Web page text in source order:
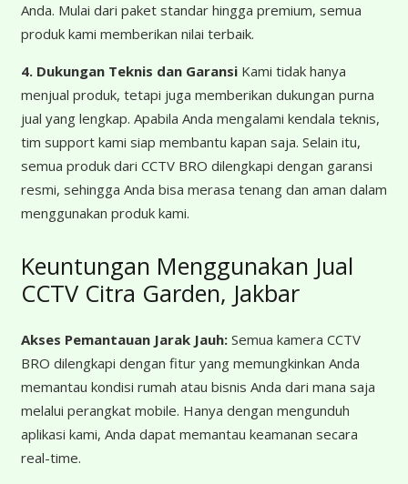
Anda. Mulai dari paket standar hingga premium, semua
produk kami memberikan nilai terbaik.
4. Dukungan Teknis dan GaransiKami tidak hanya
menjual produk, tetapi juga memberikan dukungan purna
jual yang lengkap. Apabila Anda mengalami kendala teknis,
tim support kami siap membantu kapan saja. Selain itu,
semua produk dari CCTV BRO dilengkapi dengan garansi
resmi, sehingga Anda bisa merasa tenang dan aman dalam
menggunakan produk kami.
Keuntungan Menggunakan Jual
CCTV Citra Garden, Jakbar
Akses Pemantauan Jarak Jauh:Semua kamera CCTV
BRO dilengkapi dengan fitur yang memungkinkan Anda
memantau kondisi rumah atau bisnis Anda dari mana saja
melalui perangkat mobile. Hanya dengan mengunduh
aplikasi kami, Anda dapat memantau keamanan secara
real-time.